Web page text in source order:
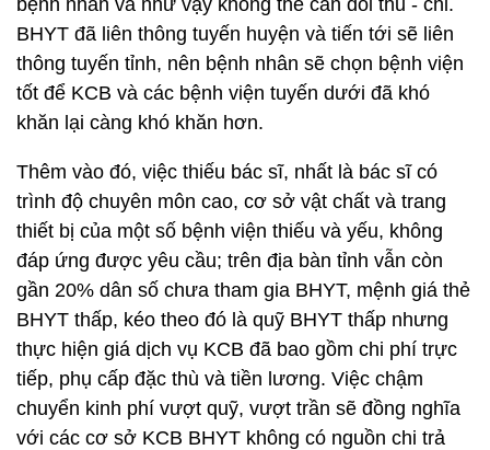
bệnh nhân và như vậy không thể cân đối thu - chi.
BHYT đã liên thông tuyến huyện và tiến tới sẽ liên
thông tuyến tỉnh, nên bệnh nhân sẽ chọn bệnh viện
tốt để KCB và các bệnh viện tuyến dưới đã khó
khăn lại càng khó khăn hơn.
Thêm vào đó, việc thiếu bác sĩ, nhất là bác sĩ có
trình độ chuyên môn cao, cơ sở vật chất và trang
thiết bị của một số bệnh viện thiếu và yếu, không
đáp ứng được yêu cầu; trên địa bàn tỉnh vẫn còn
gần 20% dân số chưa tham gia BHYT, mệnh giá thẻ
BHYT thấp, kéo theo đó là quỹ BHYT thấp nhưng
thực hiện giá dịch vụ KCB đã bao gồm chi phí trực
tiếp, phụ cấp đặc thù và tiền lương. Việc chậm
chuyển kinh phí vượt quỹ, vượt trần sẽ đồng nghĩa
với các cơ sở KCB BHYT không có nguồn chi trả